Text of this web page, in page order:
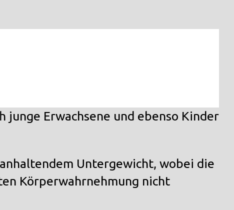
Erwachsene und ebenso Kinder
Untergewicht, wobei die
Körperwahrnehmung nicht